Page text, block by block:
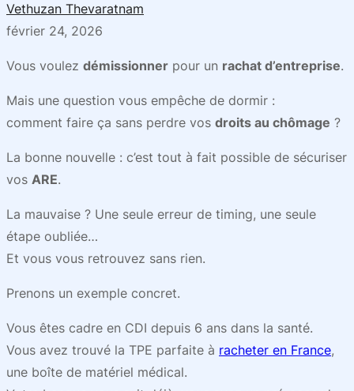
Vethuzan Thevaratnam
février 24, 2026
Vous voulez démissionner pour un rachat d’entreprise.
Mais une question vous empêche de dormir :
comment faire ça sans perdre vos droits au chômage ?
La bonne nouvelle : c’est tout à fait possible de sécuriser
vos ARE.
La mauvaise ? Une seule erreur de timing, une seule
étape oubliée…
Et vous vous retrouvez sans rien.
Prenons un exemple concret.
Vous êtes cadre en CDI depuis 6 ans dans la santé.
Vous avez trouvé la TPE parfaite à racheter en France,
une boîte de matériel médical.